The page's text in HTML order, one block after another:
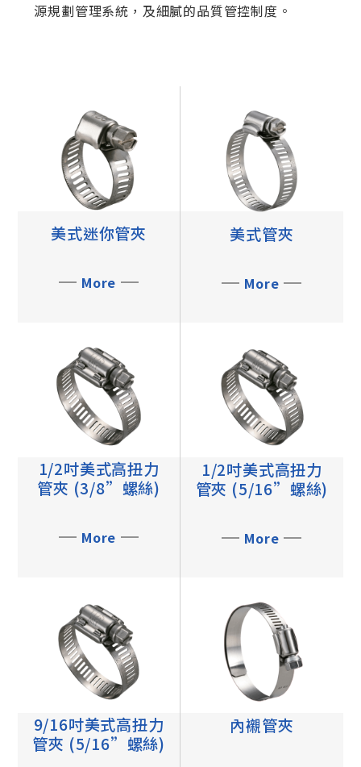
源規劃管理系統，及細膩的品質管控制度。
美式迷你管夾
More
美式管夾
More
1/2吋美式高扭力
管夾 (3/8”螺絲)
More
1/2吋美式高扭力
管夾 (5/16”螺絲)
More
9/16吋美式高扭力
管夾 (5/16”螺絲)
內襯管夾